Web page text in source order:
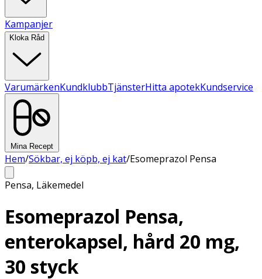
Kampanjer
Kloka Råd
VarumärkenKundklubbTjänsterHitta apotekKundservice
Mina Recept
Hem/Sökbar, ej köpb, ej kat/Esomeprazol Pensa
Pensa, Läkemedel
Esomeprazol Pensa,
enterokapsel, hård 20 mg,
30 styck